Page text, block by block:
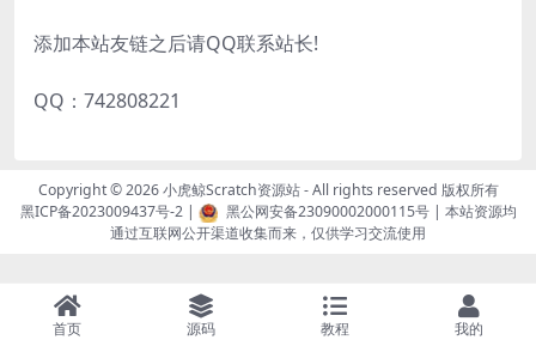
添加本站友链之后请QQ联系站长!
QQ：742808221
Copyright © 2026小虎鲸Scratch资源站- All rights reserved 版权所有
黑ICP备2023009437号-2| 黑公网安备23090002000115号| 本站资源均
通过互联网公开渠道收集而来，仅供学习交流使用
首页 源码 教程 我的